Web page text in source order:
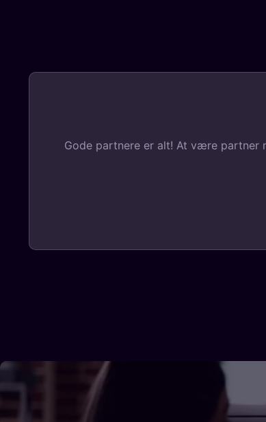
Gode partnere er alt! At være partner